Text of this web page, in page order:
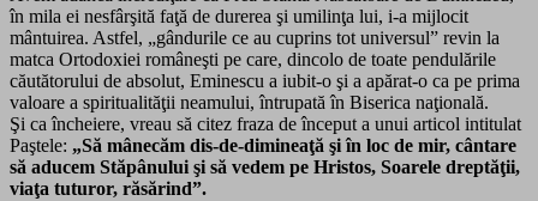
în mila ei nesfârşită faţă de durerea şi umilinţa lui, i-a mijlocit
mântuirea. Astfel, „gândurile ce au cuprins tot universul” revin la
matca Ortodoxiei româneşti pe care, dincolo de toate pendulările
căutătorului de absolut, Eminescu a iubit-o şi a apărat-o ca pe prima
valoare a spiritualităţii neamului, întrupată în Biserica naţională.
Şi ca încheiere, vreau să citez fraza de început a unui articol intitulat
Paştele: „Să mânecăm dis-de-dimineaţă şi în loc de mir, cântare
să aducem Stăpânului şi să vedem pe Hristos, Soarele dreptăţii,
viaţa tuturor, răsărind”.